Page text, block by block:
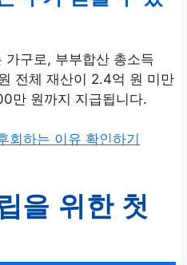
가구로, 부부합산 총소득
전체 재산이 2.4억 원 미만
만 원까지 지급됩니다.
하는 이유 확인하기
을 위한 첫